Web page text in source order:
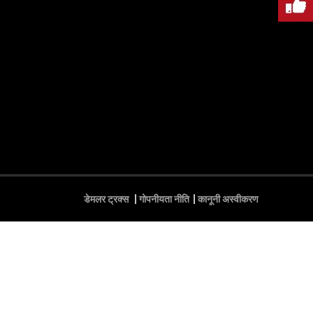
डेमलर ट्रक्स गोपनीयता नीति कानूनी अस्वीकरण